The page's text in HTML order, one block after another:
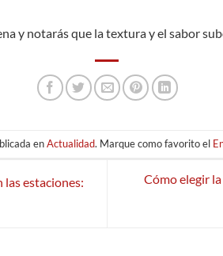
y notarás que la textura y el sabor
enActualidad. Marque como favorito el
las estaciones:
Cómo elegir